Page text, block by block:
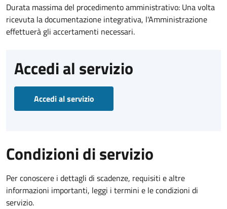
Durata massima del procedimento amministrativo: Una volta
ricevuta la documentazione integrativa, l'Amministrazione
effettuerà gli accertamenti necessari.
Accedi al servizio
Accedi al servizio
Condizioni di servizio
Per conoscere i dettagli di scadenze, requisiti e altre
informazioni importanti, leggi i termini e le condizioni di
servizio.